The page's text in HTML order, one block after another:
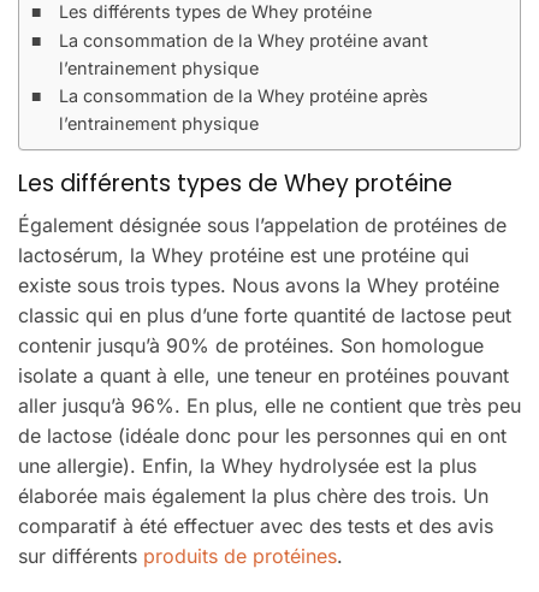
Les différents types de Whey protéine
La consommation de la Whey protéine avant
l’entrainement physique
La consommation de la Whey protéine après
l’entrainement physique
Les différents types de Whey protéine
Également désignée sous l’appelation de protéines de
lactosérum, la Whey protéine est une protéine qui
existe sous trois types. Nous avons la Whey protéine
classic qui en plus d’une forte quantité de lactose peut
contenir jusqu’à 90% de protéines. Son homologue
isolate a quant à elle, une teneur en protéines pouvant
aller jusqu’à 96%. En plus, elle ne contient que très peu
de lactose (idéale donc pour les personnes qui en ont
une allergie). Enfin, la Whey hydrolysée est la plus
élaborée mais également la plus chère des trois. Un
comparatif à été effectuer avec des tests et des avis
sur différents produits de protéines.